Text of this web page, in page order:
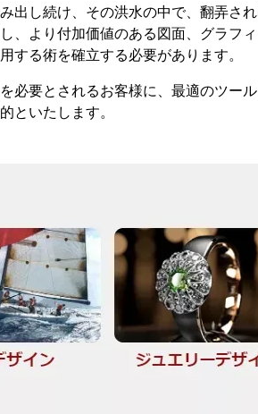
出し続け、その洪水の中で、翻弄さ
、より付加価値のある図面、グラ
する術を確立する必要があります。
必要とされるお客様に、最適のツー
といたします。